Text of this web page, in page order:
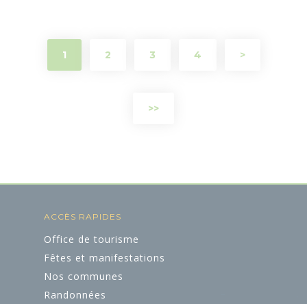
1 2 3 4 >
>>
ACCÈS RAPIDES
Office de tourisme
Fêtes et manifestations
Nos communes
Randonnées